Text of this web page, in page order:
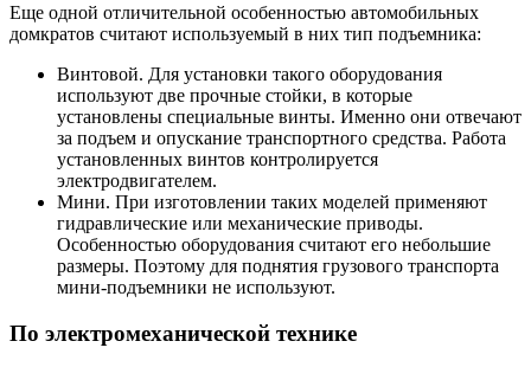
Еще одной отличительной особенностью автомобильных
домкратов считают используемый в них тип подъемника:
Винтовой. Для установки такого оборудования
используют две прочные стойки, в которые
установлены специальные винты. Именно они отвечают
за подъем и опускание транспортного средства. Работа
установленных винтов контролируется
электродвигателем.
Мини. При изготовлении таких моделей применяют
гидравлические или механические приводы.
Особенностью оборудования считают его небольшие
размеры. Поэтому для поднятия грузового транспорта
мини-подъемники не используют.
По электромеханической технике